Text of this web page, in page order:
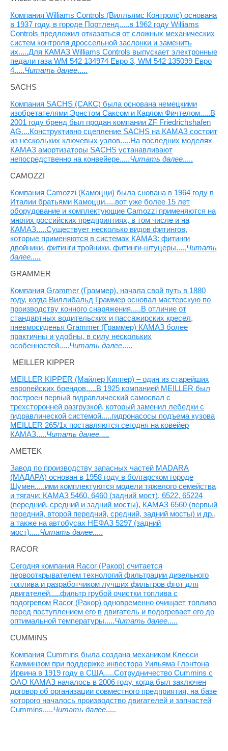
Компания Williams Controls (Вилльямс Контролс) основана
в 1937 году, в городе Портленд.....в 1962 году Williams
Controls предложил отказаться от сложных механических
систем контроля дроссельной заслонки и заменить
их.....Для КАМАЗ Williams Controls выпускает электронные
педали газа WM 542 134974 Евро 3, WM 542 135099 Евро
4.....Читать далее.....
SACHS
Компания SACHS (САКС) была основана немецкими
изобретателями Эрнстом Саксом и Карлом Фичтелом.....В
2001 году бренд был продан компании ZF Friedrichshafen
AG....Конструктивно сцепление SACHS на КАМАЗ состоит
из нескольких ключевых узлов.....На последних моделях
КАМАЗ амортизаторы SACHS устанавливают
непосредственно на конвейере.....Читать далее.....
CAMOZZI
Компания Camozzi (Камоцци) была снована в 1964 году в
Италии братьями Камоцци.....вот уже более 15 лет
оборудование и комплектующие Camozzi применяются на
многих российских предприятиях, в том числе и на
КАМАЗ.....Существует несколько видов фитингов,
которые применяются в системах КАМАЗ: фитинги
двойники, фитинги тройники, фитинги-штуцеры.....Читать
далее.....
GRAMMER
Компания Grammer (Граммер), начала свой путь в 1880
году, когда Виллибальд Граммер основал мастерскую по
производству конного снаряжения.....В отличие от
стандартных водительских и пассажирских кресел,
пневмосиденья Grammer (Граммер) КАМАЗ более
практичны и удобны, в силу нескольких
особенностей.....Читать далее.....
MEILLER KIPPER
MEILLER KIPPER (Майлер Киппер) – один из старейших
европейских брендов.....В 1925 компанией MEILLER был
построен первый гидравлический самосвал с
трехсторонней разгрузкой, который заменил лебедки с
гидравлической системой.....гидронасосы подъема кузова
MEILLER 265/1x поставляются сегодня на ковейер
КАМАЗ.....Читать далее.....
AMETEK
Завод по производству запасных частей MADARA
(МАДАРА) основан в 1958 году в болгарском городе
Шумен.....ими комплектуются модели тяжелого семейства
и тягачи: КАМАЗ 5460, 6460 (задний мост), 6522, 65224
(передний, средний и задний мосты), КАМАЗ 6560 (первый
передний, второй передний, средний, задний мосты) и др.,
а также на автобусах НЕФАЗ 5297 (задний
мост).....Читать далее.....
RACOR
Сегодня компания Racor (Ракор) считается
первооткрывателем технологий фильтрации дизельного
топлива и разработчиком лучших фильтров фгот для
двигателей.....фильтр грубой очистки топлива с
подогревом Racor (Ракор) одновременно очищает топливо
перед поступлением его в двигатель и подогревает его до
оптимальной температуры.....Читать далее.....
CUMMINS
Компания Cummins была создана механиком Клесси
Камминзом при поддержке инвестора Уильяма Глэнтона
Ирвина в 1919 году в США.....Сотрудничество Cummins с
ОАО КАМАЗ началось в 2006 году, когда был заключен
договор об организации совместного предприятия, на базе
которого началось производство двигателей и запчастей
Cummins.....Читать далее.....